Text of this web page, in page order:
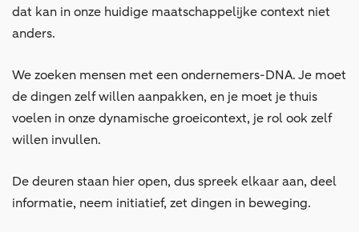
dat kan in onze huidige maatschappelijke context niet
anders.
We zoeken mensen met een ondernemers-DNA. Je moet
de dingen zelf willen aanpakken, en je moet je thuis
voelen in onze dynamische groeicontext, je rol ook zelf
willen invullen.
De deuren staan hier open, dus spreek elkaar aan, deel
informatie, neem initiatief, zet dingen in beweging.